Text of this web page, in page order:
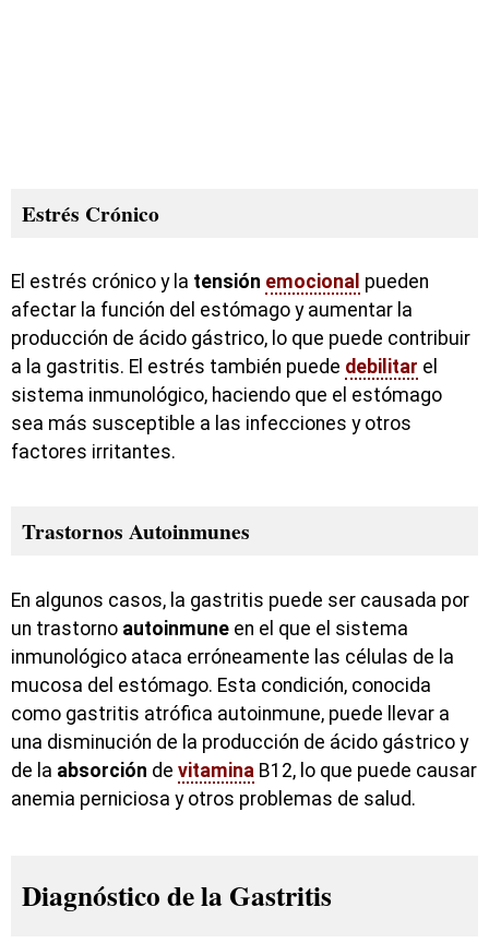
Estrés Crónico
El estrés crónico y la tensión emocional pueden
afectar la función del estómago y aumentar la
producción de ácido gástrico, lo que puede contribuir
a la gastritis. El estrés también puede debilitar el
sistema inmunológico, haciendo que el estómago
sea más susceptible a las infecciones y otros
factores irritantes.
Trastornos Autoinmunes
En algunos casos, la gastritis puede ser causada por
un trastorno autoinmune en el que el sistema
inmunológico ataca erróneamente las células de la
mucosa del estómago. Esta condición, conocida
como gastritis atrófica autoinmune, puede llevar a
una disminución de la producción de ácido gástrico y
de la absorción de vitamina B12, lo que puede causar
anemia perniciosa y otros problemas de salud.
Diagnóstico de la Gastritis